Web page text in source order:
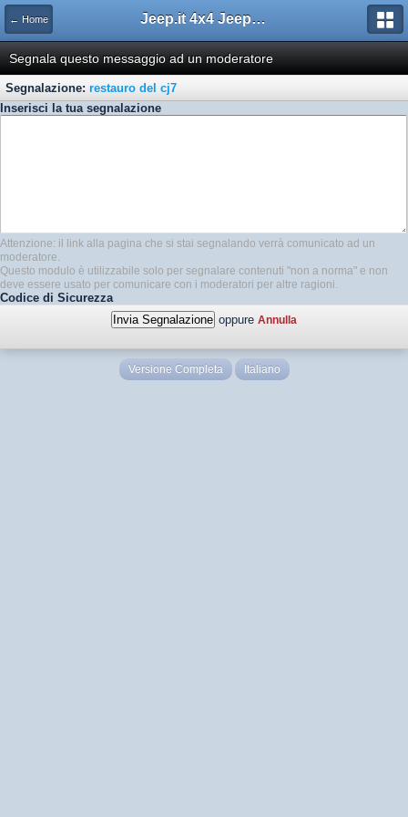
← Home Jeep.it 4x4 Jeep Web Community
Segnala questo messaggio ad un moderatore
Segnalazione: restauro del cj7
Inserisci la tua segnalazione
Attenzione: il link alla pagina che si stai segnalando verrà comunicato ad un
moderatore.
Questo modulo è utilizzabile solo per segnalare contenuti "non a norma" e non
deve essere usato per comunicare con i moderatori per altre ragioni.
Codice di Sicurezza
oppure Annulla
Versione Completa Italiano